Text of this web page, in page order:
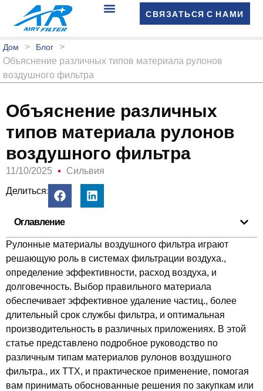
СВЯЗАТЬСЯ С НАМИ
Дом > Блог
>
Объяснение различных типов материала рулонов
воздушного фильтра
Объяснение различных
типов материала рулонов
воздушного фильтра
11/10/2025 Сильвия
Делиться:
Оглавление
Рулонные материалы воздушного фильтра играют
решающую роль в системах фильтрации воздуха.,
определение эффективности, расход воздуха, и
долговечность. Выбор правильного материала
обеспечивает эффективное удаление частиц., более
длительный срок службы фильтра, и оптимальная
производительность в различных приложениях. В этой
статье представлено подробное руководство по
различным типам материалов рулонов воздушного
фильтра., их ТТХ, и практическое применение, помогая
вам принимать обоснованные решения по закупкам или